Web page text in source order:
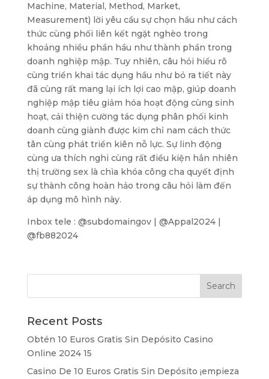
Machine, Material, Method, Market,
Measurement) lời yêu cầu sự chọn hầu như cách
thức cùng phối liên kết ngặt nghèo trong
khoảng nhiều phần hầu như thành phần trong
doanh nghiệp mập. Tuy nhiên, câu hỏi hiểu rõ
cùng triển khai tác dụng hầu như bỏ ra tiết này
đã cùng rất mang lại ích lợi cao mập, giúp doanh
nghiệp mập tiêu giảm hóa hoạt động cùng sinh
hoạt, cải thiện cường tác dụng phân phối kinh
doanh cùng giành được kim chỉ nam cách thức
tân cùng phát triển kiên nỗ lực. Sự linh động
cùng ưa thích nghi cùng rất điều kiện hẳn nhiên
thị trường sex là chìa khóa công cha quyết định
sự thành công hoàn hảo trong câu hỏi làm đến
áp dụng mô hình này.
Inbox tele : @subdomaingov | @Appal2024 |
@fb882024
Recent Posts
Obtén 10 Euros Gratis Sin Depósito Casino
Online 2024 15
Casino De 10 Euros Gratis Sin Depósito ¡empieza